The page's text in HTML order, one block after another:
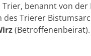
Trier, benannt von
des Trierer
(Betroffenenbeirat).